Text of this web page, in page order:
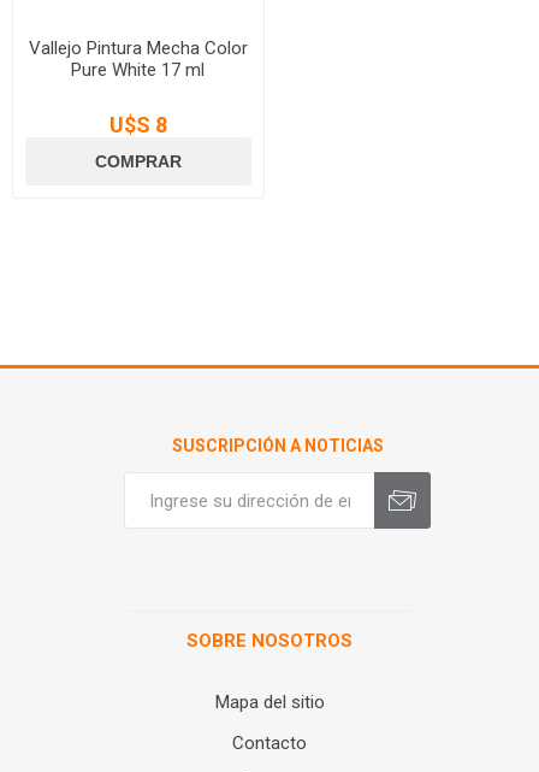
Vallejo Pintura Mecha Color
Pure White 17 ml
U$S 8
SUSCRIPCIÓN A NOTICIAS
SOBRE NOSOTROS
Mapa del sitio
Contacto